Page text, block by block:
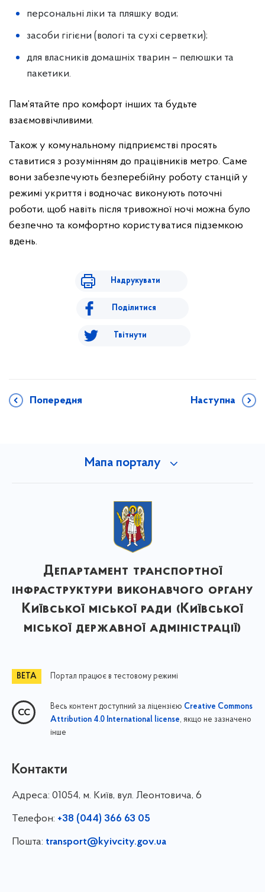
персональні ліки та пляшку води;
засоби гігієни (вологі та сухі серветки);
для власників домашніх тварин – пелюшки та
пакетики.
Пам’ятайте про комфорт інших та будьте
взаємоввічливими.
Також у комунальному підприємстві просять
ставитися з розумінням до працівників метро. Саме
вони забезпечують безперебійну роботу станцій у
режимі укриття і водночас виконують поточні
роботи, щоб навіть після тривожної ночі можна було
безпечно та комфортно користуватися підземкою
вдень.
Надрукувати
Поділитися
Твітнути
Попередня Наступна
Мапа порталу
Департамент транспортної
інфраструктури виконавчого органу
Київської міської ради (Київської
міської державної адміністрації)
Портал працює в тестовому режимі
Весь контент доступний за ліцензією Creative Commons
Attribution 4.0 International license, якщо не зазначено
інше
Контакти
Адреса: 01054, м. Київ, вул. Леонтовича, 6
Телефон: +38 (044) 366 63 05
Пошта: transport@kyivcity.gov.ua